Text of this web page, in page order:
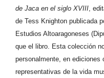
de Jaca en el siglo XVIII ,
de Tess Knighton publicada
Estudios Altoaragoneses
que el libro. Esta colección
personalmente, en
representativas de la vida